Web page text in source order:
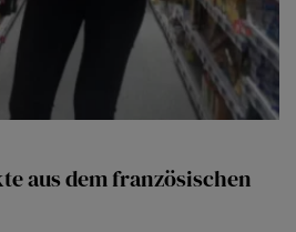
aus dem französischen